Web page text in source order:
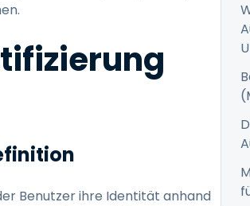
Benutzer ihre Identität anhand